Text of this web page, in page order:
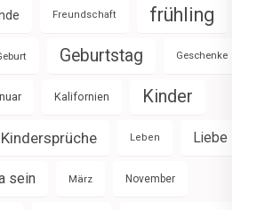
Freundschaft frühling
Geburtstag Geschenke
Kalifornien Kinder
Kindersprüche Leben Liebe
sein März November